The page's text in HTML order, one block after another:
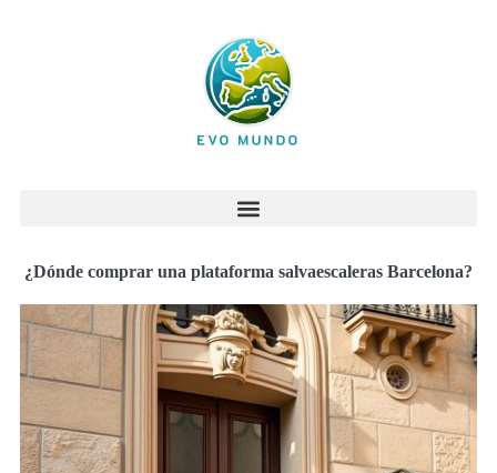
¿Dónde comprar una plataforma salvaescaleras Barcelona?